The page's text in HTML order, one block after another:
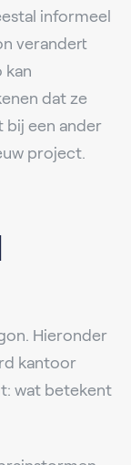
informeel
verandert
kan
dat ze
bij een ander
project.
Hieronder
kantoor
wat betekent